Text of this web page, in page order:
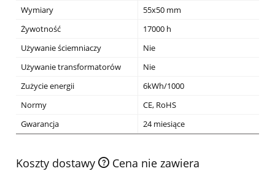
Wymiary
55x50 mm
Żywotność
17000 h
Używanie ściemniaczy
Nie
Używanie transformatorów
Nie
Zużycie energii
6kWh/1000
Normy
CE, RoHS
Gwarancja
24 miesiące
Koszty dostawy
Cena nie zawiera